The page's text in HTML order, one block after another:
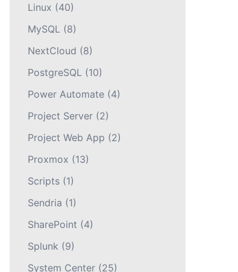
Linux (40)
MySQL(8)
NextCloud (8)
PostgreSQL(10)
Power Automate(4)
Project Server(2)
Project Web App (2)
Proxmox (13)
Scripts(1)
Sendria (1)
SharePoint (4)
Splunk (9)
System Center(25)